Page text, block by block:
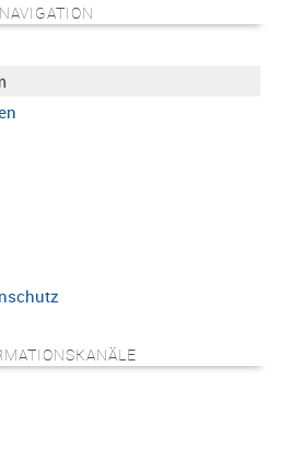
NAVIGATION